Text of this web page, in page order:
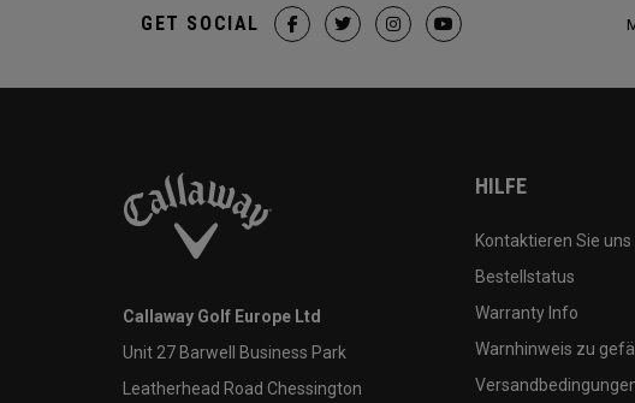
GET SOCIAL
Callaway Golf Europe Ltd
Unit 27 Barwell Business Park
Leatherhead Road Chessington
HILFE
Kontaktieren Sie uns
Bestellstatus
Warranty Info
Warnhinweis zu